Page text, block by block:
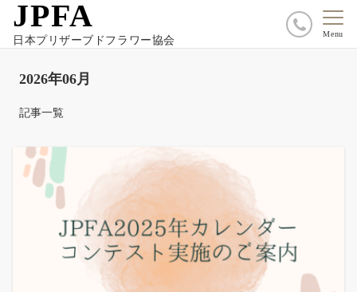
JPFA
日本プリザーブドフラワー協会
Menu
2026年06月
記事一覧